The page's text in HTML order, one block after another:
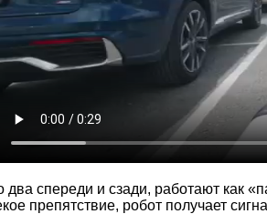
два спереди и сзади, работают
препятствие, робот получает